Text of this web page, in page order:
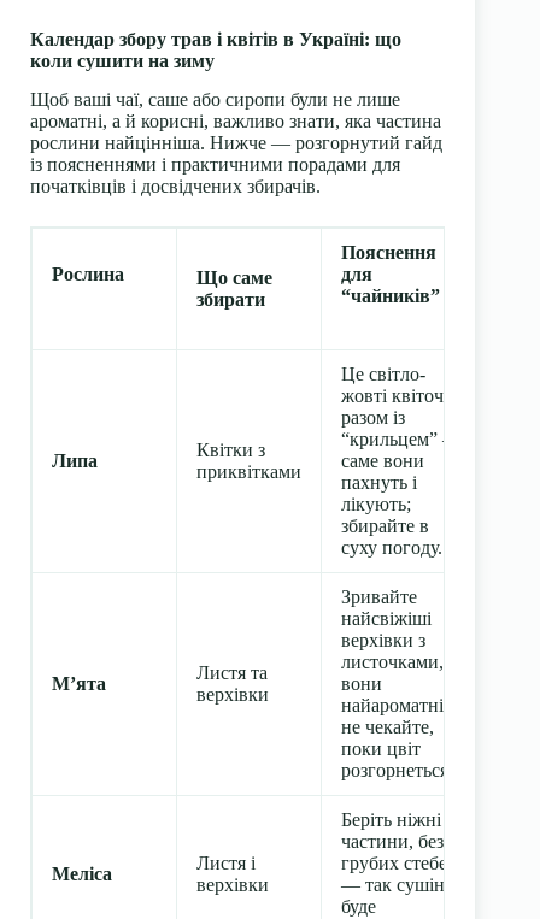
Календар збору трав і квітів в Україні: що
коли сушити на зиму
Щоб ваші чаї, саше або сиропи були не лише
ароматні, а й корисні, важливо знати, яка частина
рослини найцінніша. Нижче — розгорнутий гайд
із поясненнями і практичними порадами для
початківців і досвідчених збирачів.
Рослина
Що саме
збирати
Пояснення
для
“чайників”
Липа
Квітки з
приквітками
Це світло-
жовті квіточки
разом із
“крильцем” —
саме вони
пахнуть і
лікують;
збирайте в
суху погоду.
М’ята
Листя та
верхівки
Зривайте
найсвіжіші
верхівки з
листочками,
вони
найароматніші;
не чекайте,
поки цвіт
розгорнеться.
Меліса
Листя і
верхівки
Беріть ніжні
частини, без
грубих стебел
— так сушіння
буде